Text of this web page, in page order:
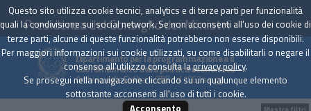
Presidenza del Consiglio dei Ministri
Dipartimento per la programmazione e il
coordinamento della politica economica
Archivio delle Delibere CIPE dal 1967 a oggi
Questo sito utilizza cookie tecnici, analytics e di terze parti per funzionalità
quali la condivisione sui social network. Se non acconsenti all'uso dei cookie di
terze parti, alcune di queste funzionalità potrebbero non essere disponibili.
Per maggiori informazioni sui cookie utilizzati, su come disabilitarli o negare il
consenso all'utilizzo consulta laprivacy policy.
Se prosegui nella navigazione cliccando su un qualunque elemento
sottostante acconsenti all'uso di tutti i cookie.